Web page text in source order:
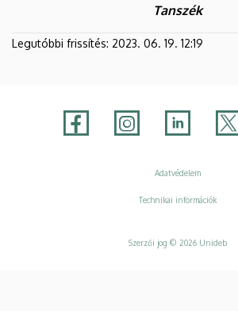
Tanszék
Legutóbbi frissítés: 2023. 06. 19. 12:19
Adatvédelem
Technikai információk
Szerzői jog © 2026 Unideb